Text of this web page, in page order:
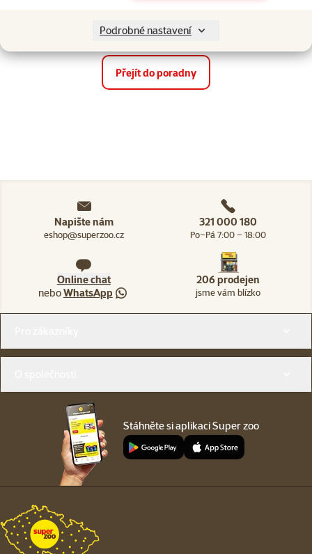
Podrobné nastavení
tipy
Přejít do poradny
Napište nám
eshop@superzoo.cz
321 000 180
Po–Pá 7:00 – 18:00
Online chat
neboWhatsApp
206 prodejen
jsme vám blízko
Stáhněte si aplikaci Super zoo